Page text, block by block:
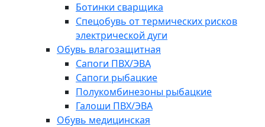
Ботинки сварщика
Спецобувь от термических рисков
электрической дуги
Обувь влагозащитная
Сапоги ПВХ/ЭВА
Сапоги рыбацкие
Полукомбинезоны рыбацкие
Галоши ПВХ/ЭВА
Обувь медицинская